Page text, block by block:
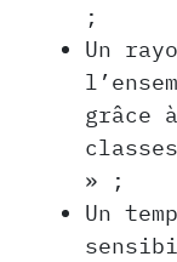
;
Un
grâce
» ;
Un